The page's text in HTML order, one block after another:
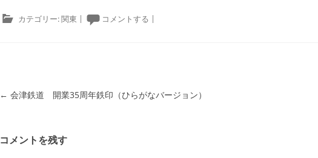
カテゴリー:関東 | コメントする |
投稿ナビゲーション
← 会津鉄道 開業35周年鉄印（ひらがなバージョン）
コメントを残す